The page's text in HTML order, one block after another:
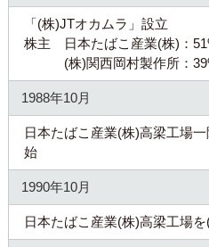
「(株)JTオカムラ」設立
株主 日本たばこ産業(株)：
(株)関西岡村製作所：
1988年10月
日本たばこ産業(株)高梁工場
始
1990年10月
日本たばこ産業(株)高梁工場